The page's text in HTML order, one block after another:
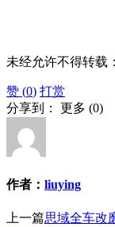
未经允许不得转载：
赞 (0) 打赏
分享到： 更多 (0)
作者： liuying
上一篇思域全车改